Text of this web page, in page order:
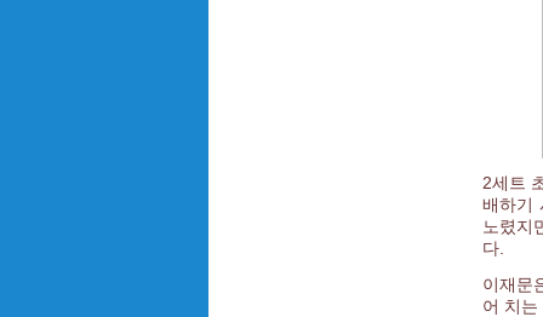
2세트
배하기
노렸지
다.
이재문
어 치